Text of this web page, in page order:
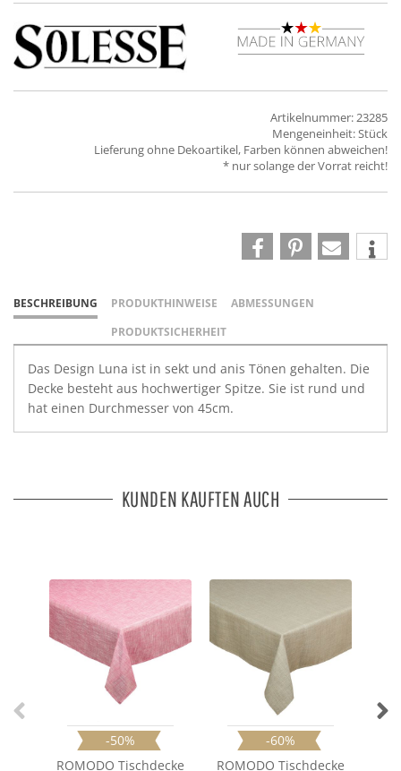
Artikelnummer: 23285
Mengeneinheit: Stück
Lieferung ohne Dekoartikel, Farben können abweichen!
* nur solange der Vorrat reicht!
BESCHREIBUNG PRODUKTHINWEISE
ABMESSUNGEN
PRODUKTSICHERHEIT
Das Design Luna ist in sekt und anis Tönen gehalten. Die
Decke besteht aus hochwertiger Spitze. Sie ist rund und
hat einen Durchmesser von 45cm.
KUNDEN KAUFTEN AUCH
-50%
ROMODO Tischdecke
-60%
ROMODO Tischdecke